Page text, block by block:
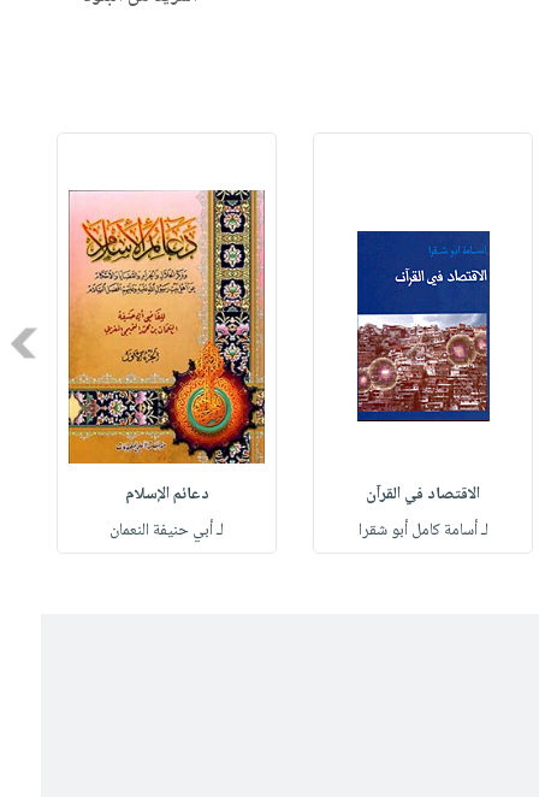
الاقتصاد في القرآن
لـ أسامة كامل أبو شقرا
دعائم الإسلام
لـ أبي حنيفة النعمان